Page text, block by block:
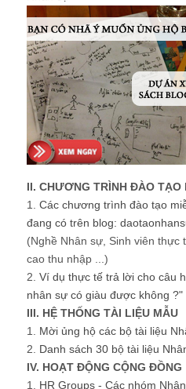
II. CHƯƠNG TRÌNH ĐÀO TẠO
1. Các chương trình đào tạo
đang có trên blog:
(Nghề Nhân sự, Sinh viên thực
cao thu nhập ...)
2. Ví dụ thực tế trả lời cho câu
nhân sự có giàu được không ?"
III. HỆ THỐNG TÀI LIỆU MẪU
1. Mời ủng hộ các bộ tài liệu
2. Danh sách 30 bộ tài liệu
IV. HOẠT ĐỘNG CỘNG ĐỒNG
1. HR Groups - Các nhóm